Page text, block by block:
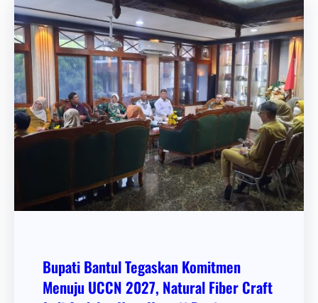
Bupati Bantul Tegaskan Komitmen
Menuju UCCN 2027, Natural Fiber Craft